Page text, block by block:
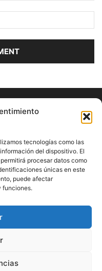
tecnologías como las
del dispositivo. El
procesar datos como
únicas en este
puede afectar
funciones.de interés general